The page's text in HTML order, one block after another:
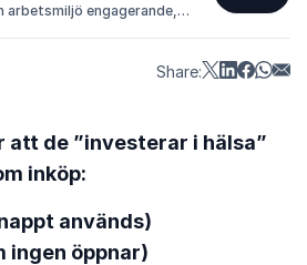
arbetsmiljö engagerande,
Share:
att de ”investerar i hälsa”
inköp:
används)
ingen öppnar)